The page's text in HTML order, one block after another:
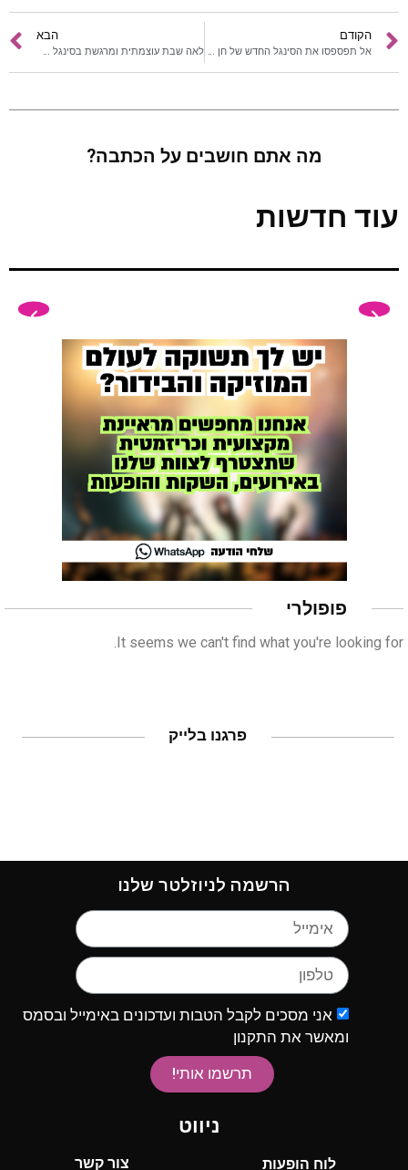
הקודם הבא
מה אתם חושבים על הכתבה?
עוד חדשות
פופולרי
It seems we can't find what you're looking for.
פרגנו בלייק
הרשמה לניוזלטר שלנו
אני מסכים לקבל הטבות ועדכונים באימייל ובסמס
ומאשר את התקנון
תרשמו אותי!
ניווט
לוח הופעות צור קשר